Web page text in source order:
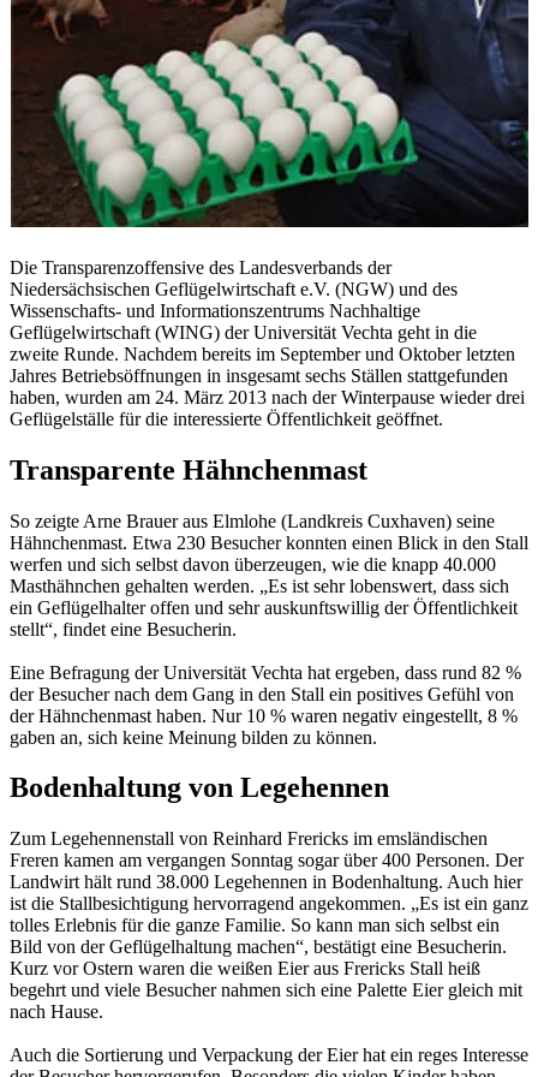
Die Transparenzoffensive des Landesverbands der
Niedersächsischen Geflügelwirtschaft e.V. (NGW) und des
Wissenschafts- und Informationszentrums Nachhaltige
Geflügelwirtschaft (WING) der Universität Vechta geht in die
zweite Runde. Nachdem bereits im September und Oktober letzten
Jahres Betriebsöffnungen in insgesamt sechs Ställen stattgefunden
haben, wurden am 24. März 2013 nach der Winterpause wieder drei
Geflügelställe für die interessierte Öffentlichkeit geöffnet.
Transparente Hähnchenmast
So zeigte Arne Brauer aus Elmlohe (Landkreis Cuxhaven) seine
Hähnchenmast. Etwa 230 Besucher konnten einen Blick in den Stall
werfen und sich selbst davon überzeugen, wie die knapp 40.000
Masthähnchen gehalten werden. „Es ist sehr lobenswert, dass sich
ein Geflügelhalter offen und sehr auskunftswillig der Öffentlichkeit
stellt“, findet eine Besucherin.
Eine Befragung der Universität Vechta hat ergeben, dass rund 82 %
der Besucher nach dem Gang in den Stall ein positives Gefühl von
der Hähnchenmast haben. Nur 10 % waren negativ eingestellt, 8 %
gaben an, sich keine Meinung bilden zu können.
Bodenhaltung von Legehennen
Zum Legehennenstall von Reinhard Frericks im emsländischen
Freren kamen am vergangen Sonntag sogar über 400 Personen. Der
Landwirt hält rund 38.000 Legehennen in Bodenhaltung. Auch hier
ist die Stallbesichtigung hervorragend angekommen. „Es ist ein ganz
tolles Erlebnis für die ganze Familie. So kann man sich selbst ein
Bild von der Geflügelhaltung machen“, bestätigt eine Besucherin.
Kurz vor Ostern waren die weißen Eier aus Frericks Stall heiß
begehrt und viele Besucher nahmen sich eine Palette Eier gleich mit
nach Hause.
Auch die Sortierung und Verpackung der Eier hat ein reges Interesse